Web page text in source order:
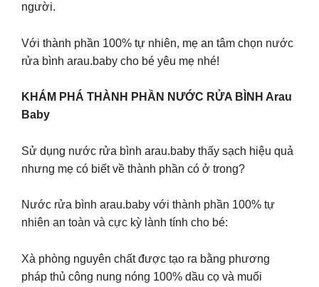
người.
Với thành phần 100% tự nhiên, mẹ an tâm chọn nước
rửa bình arau.baby cho bé yêu mẹ nhé!
KHÁM PHÁ THÀNH PHẦN NƯỚC RỬA BÌNH Arau
Baby
Sử dụng nước rửa bình arau.baby thấy sạch hiệu quả
nhưng mẹ có biết về thành phần có ở trong?
Nước rửa bình arau.baby với thành phần 100% tự
nhiên an toàn và cực kỳ lành tính cho bé:
Xà phòng nguyên chất được tạo ra bằng phương
pháp thủ công nung nóng 100% dầu cọ và muối